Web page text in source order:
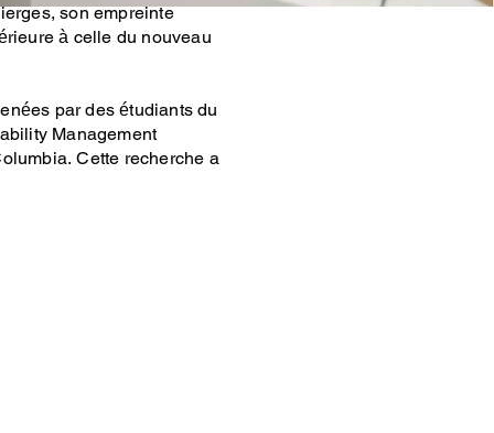
son empreinte
à celle du nouveau
par des étudiants du
Management
Cette recherche a